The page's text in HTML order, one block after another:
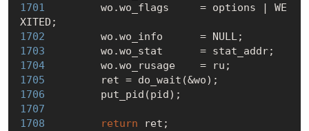
1701
        wo.wo_flags     = options | WE
1702
1703
1704
1705
1706
1707
1708
return